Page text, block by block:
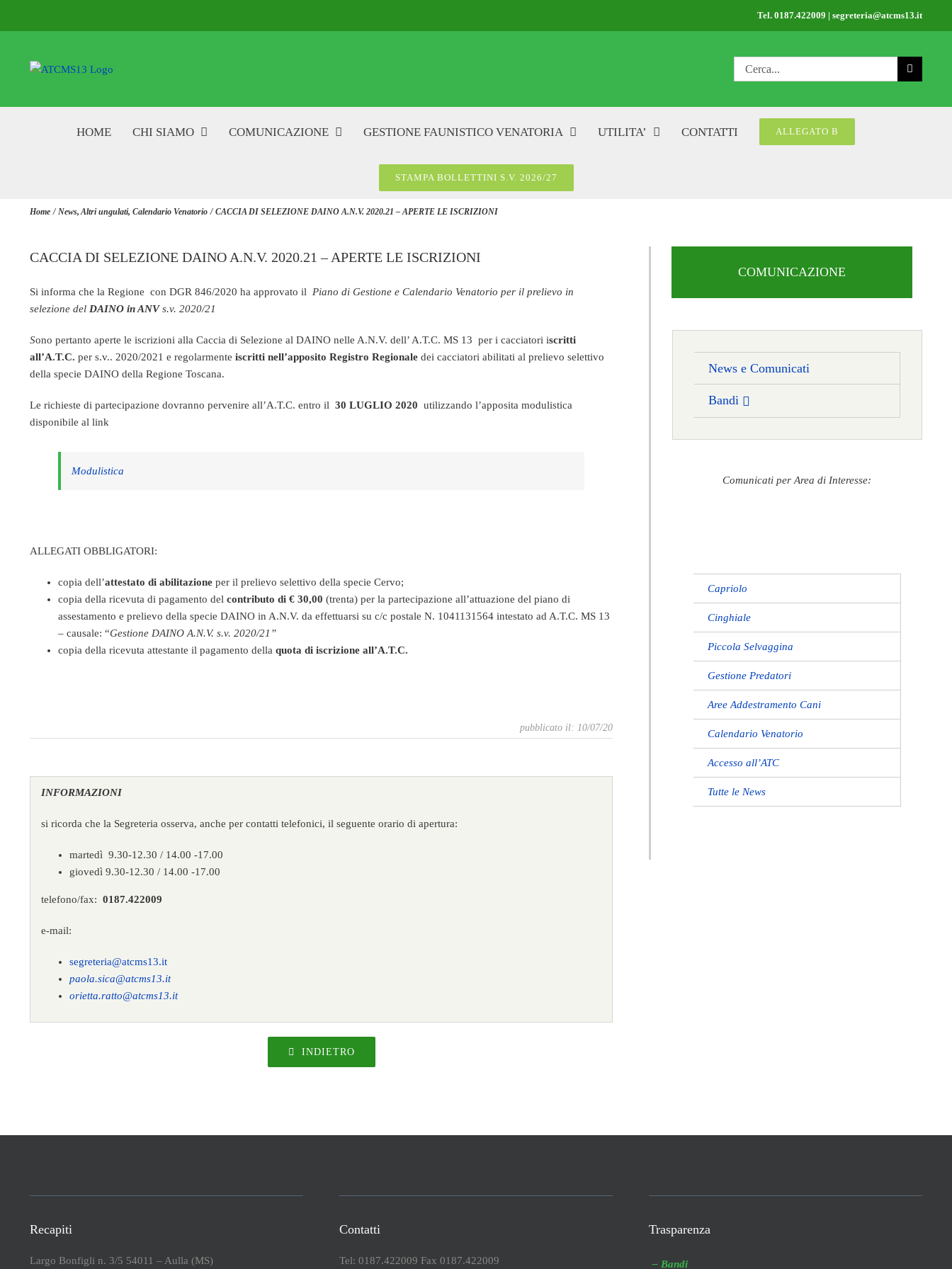
Tel. 0187.422009 | segreteria@atcms13.it
Cerca
per:
HOME CHI SIAMO COMUNICAZIONE GESTIONE FAUNISTICO VENATORIA UTILITA’ CONTATTI ALLEGATO B
STAMPA BOLLETTINI S.V. 2026/27
Home News Altri ungulati Calendario Venatorio CACCIA DI SELEZIONE DAINO A.N.V. 2020.21 – APERTE LE ISCRIZIONI
CACCIA DI SELEZIONE DAINO A.N.V. 2020.21 – APERTE LE ISCRIZIONI
Si informa che la Regione con DGR 846/2020 ha approvato il Piano di Gestione e Calendario Venatorio per il prelievo in
selezione del DAINO in ANVs.v. 2020/21
Sono pertanto aperte le iscrizioni alla Caccia di Selezione al DAINO nelle A.N.V. dell’ A.T.C. MS 13 per i cacciatori iscritti
all’A.T.C. per s.v.. 2020/2021 e regolarmente iscritti nell’apposito Registro Regionale dei cacciatori abilitati al prelievo selettivo
della specie DAINO della Regione Toscana.
Le richieste di partecipazione dovranno pervenire all’A.T.C. entro il 30 LUGLIO 2020 utilizzando l’apposita modulistica
disponibile al link
Modulistica
ALLEGATI OBBLIGATORI:
copia dell’attestato di abilitazione per il prelievo selettivo della specie Cervo;
copia della ricevuta di pagamento del contributo di € 30,00 (trenta) per la partecipazione all’attuazione del piano di
assestamento e prelievo della specie DAINO in A.N.V. da effettuarsi su c/c postale N. 1041131564 intestato ad A.T.C. MS 13
– causale: “Gestione DAINO A.N.V. s.v. 2020/21”
copia della ricevuta attestante il pagamento della quota di iscrizione all’A.T.C.
pubblicato il: 10/07/20
INFORMAZIONI
si ricorda che la Segreteria osserva, anche per contatti telefonici, il seguente orario di apertura:
martedì 9.30-12.30 / 14.00 -17.00
giovedì 9.30-12.30 / 14.00 -17.00
telefono/fax: 0187.422009
e-mail:
segreteria@atcms13.it
paola.sica@atcms13.it
orietta.ratto@atcms13.it
INDIETRO
COMUNICAZIONE
News e Comunicati
Bandi
Comunicati per Area di Interesse:
Capriolo
Cinghiale
Piccola Selvaggina
Gestione Predatori
Aree Addestramento Cani
Calendario Venatorio
Accesso all’ATC
Tutte le News
Recapiti
Largo Bonfigli n. 3/5 54011 – Aulla (MS)
Contatti
Tel: 0187.422009 Fax 0187.422009
Trasparenza
– Bandi